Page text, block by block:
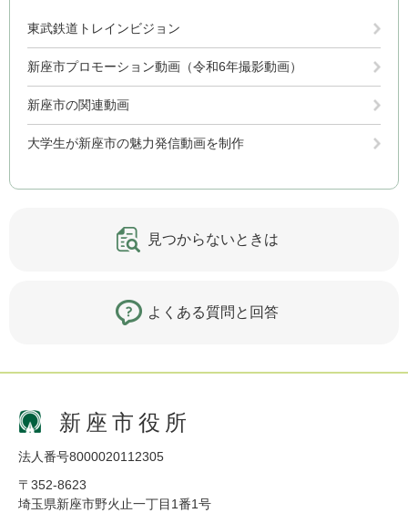
東武鉄道トレインビジョン
新座市プロモーション動画（令和6年撮影動画）
新座市の関連動画
大学生が新座市の魅力発信動画を制作
見つからないときは
よくある質問と回答
新座市役所
法人番号8000020112305
〒352-8623
埼玉県新座市野火止一丁目1番1号